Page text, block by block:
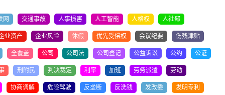
网 交通事故 人事损害 人工智能 人格权 人社部
业资产 企业风险 休假 优先受偿权 会议纪要 伤残津贴
全覆盖 公司 公司法 公司登记 公益诉讼 公约 公证
刑附民 判决裁定 利率 加班 劳务派遣 劳动
协商调解 危险驾驶 反垄断 反洗钱 发改委 发明专利